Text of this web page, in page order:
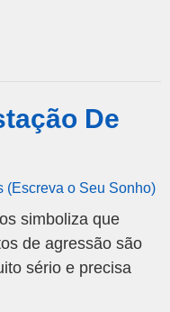
De
(Escreva o Seu Sonho)
simboliza que
de agressão são
sério e precisa